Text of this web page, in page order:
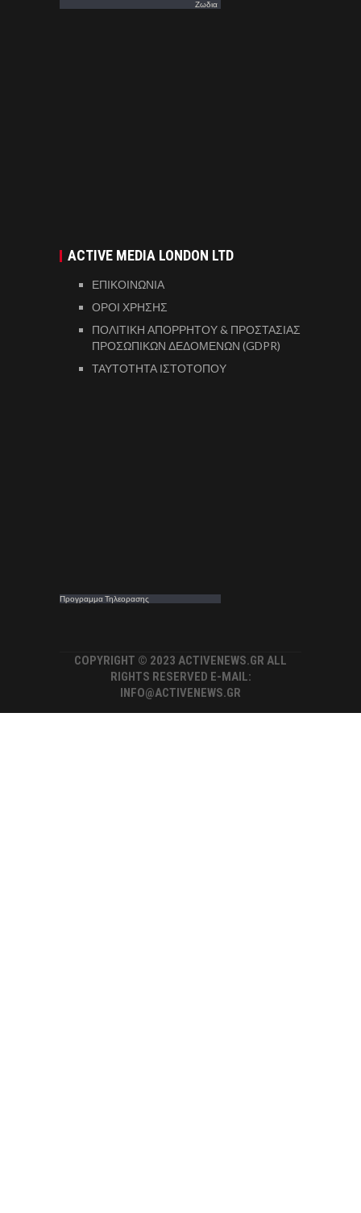
Ζωδια
ACTIVE MEDIA LONDON LTD
ΕΠΙΚΟΙΝΩΝΙΑ
ΟΡΟΙ ΧΡΗΣΗΣ
ΠΟΛΙΤΙΚΗ ΑΠΟΡΡΗΤΟΥ & ΠΡΟΣΤΑΣΙΑΣ
ΠΡΟΣΩΠΙΚΩΝ ΔΕΔΟΜΕΝΩΝ (GDPR)
ΤΑΥΤΟΤΗΤΑ ΙΣΤΟΤΟΠΟΥ
Προγραμμα Τηλεορασης
COPYRIGHT © 2023 ACTIVENEWS.GR ALL
RIGHTS RESERVED E-MAIL:
INFO@ACTIVENEWS.GR